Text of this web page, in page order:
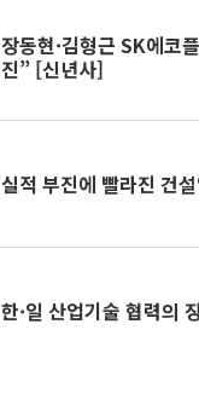
장동현·김형근 SK에코
진” [신년사]
실적 부진에 빨라진 건
한·일 산업기술 협력의